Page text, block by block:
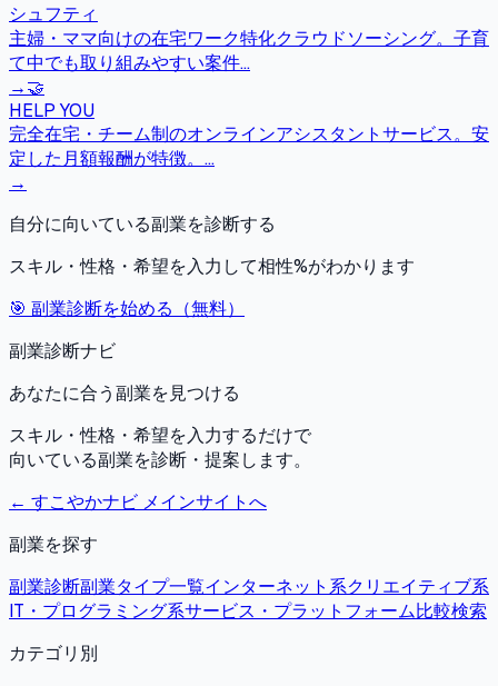
シュフティ
主婦・ママ向けの在宅ワーク特化クラウドソーシング。子育
て中でも取り組みやすい案件...
→🤝
HELP YOU
完全在宅・チーム制のオンラインアシスタントサービス。安
定した月額報酬が特徴。 ...
→
自分に向いている副業を診断する
スキル・性格・希望を入力して相性%がわかります
🎯 副業診断を始める（無料）
副業診断ナビ
あなたに合う副業を見つける
スキル・性格・希望を入力するだけで
向いている副業を診断・提案します。
← すこやかナビ メインサイトへ
副業を探す
副業診断副業タイプ一覧インターネット系クリエイティブ系
IT・プログラミング系サービス・プラットフォーム比較検索
カテゴリ別